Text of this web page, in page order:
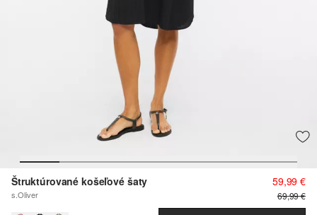
Štruktúrované košeľové šaty
s.Oliver
59,99 €
69,99 €